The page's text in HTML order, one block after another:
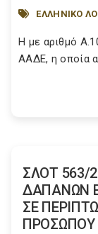
ΕΛΛΗΝΙΚΟ
Η με αριθμό
ΑΑΔΕ, η οποία
ΣΛΟΤ 563/
ΔΑΠΑΝΩΝ
ΣΕ
ΠΡΟΣΩΠΟΥ